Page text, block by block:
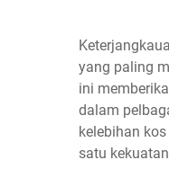
yang paling
ini
dalam
kelebihan
satu